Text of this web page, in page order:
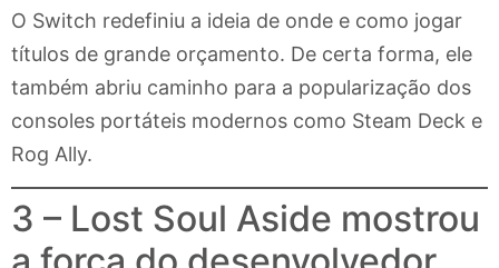
O Switch redefiniu a ideia de onde e como jogar
títulos de grande orçamento. De certa forma, ele
também abriu caminho para a popularização dos
consoles portáteis modernos como Steam Deck e
Rog Ally.
3 – Lost Soul Aside mostrou